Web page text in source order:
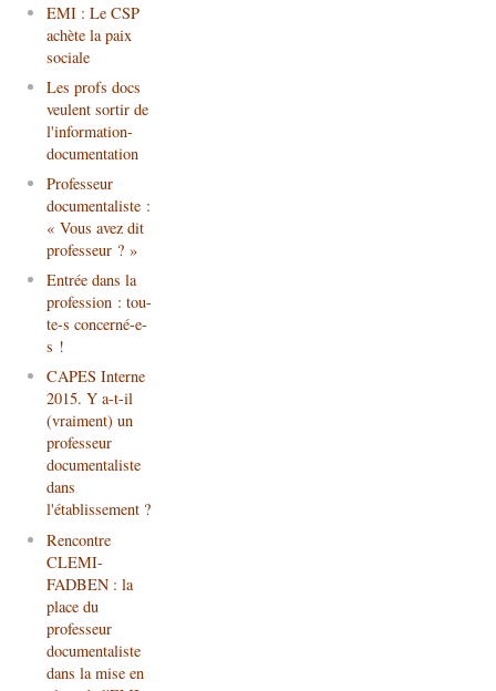
EMI : Le CSP
achète la paix
sociale
Les profs docs
veulent sortir de
l'information-
documentation
Professeur
documentaliste :
« Vous avez dit
professeur ? »
Entrée dans la
profession : tou-
te-s concerné-e-
s !
CAPES Interne
2015. Y a-t-il
(vraiment) un
professeur
documentaliste
dans
l'établissement ?
Rencontre
CLEMI-
FADBEN : la
place du
professeur
documentaliste
dans la mise en